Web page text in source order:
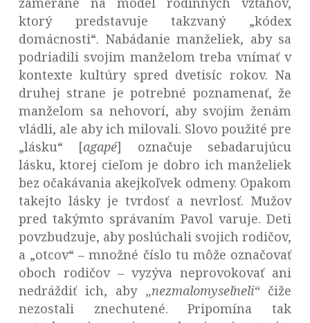
ktorý predstavuje takzvaný „kódex
domácnosti“. Nabádanie manželiek, aby sa
podriadili svojim manželom treba vnímať v
kontexte kultúry spred dvetisíc rokov. Na
druhej strane je potrebné poznamenať, že
manželom sa nehovorí, aby svojim ženám
vládli, ale aby ich milovali. Slovo použité pre
„lásku“ [agapé] označuje sebadarujúcu
lásku, ktorej cieľom je dobro ich manželiek
bez očakávania akejkoľvek odmeny. Opakom
takejto lásky je tvrdosť a nevrlosť. Mužov
pred takýmto správaním Pavol varuje. Deti
povzbudzuje, aby poslúchali svojich rodičov,
a „otcov“ – množné číslo tu môže označovať
oboch rodičov – vyzýva neprovokovať ani
nedráždiť ich, aby „nezmalomyseľneli“čiže
nezostali znechutené. Pripomína tak